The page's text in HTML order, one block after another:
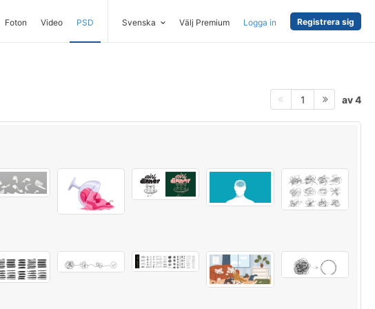
Foton Video PSD Svenska Välj Premium Logga in Registrera sig
1 av 4